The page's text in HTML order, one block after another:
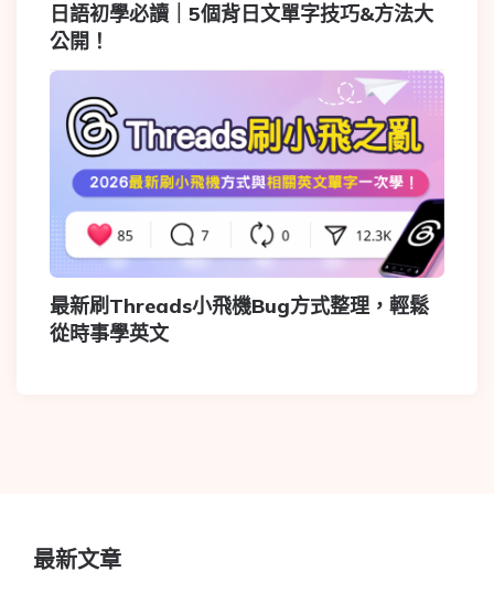
日語初學必讀｜5個背日文單字技巧&方法大
公開！
最新刷Threads小飛機Bug方式整理，輕鬆
從時事學英文
最新文章